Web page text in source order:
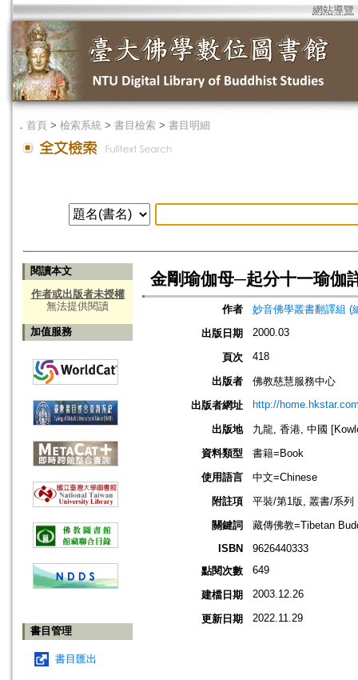
網站導覽
． 首頁 > 檢索系統 > 書目檢索 > 書目明細
閱讀本文
作者或出版者未授權
無法提供閱讀
加值服務
書目管理
書目匯出
金剛瑜伽母─起分十一瑜伽
作者
妙音佛學叢書翻譯組 (
出版日期
2000.03
頁次 418
出版者
佛教慈慧服務中心
出版者網址
http://
出版地
九龍, 香港, 中國
資料類型
書籍=Book
使用語言
中文=Chinese
附註項
平裝/第1版, 叢書/系列
關鍵詞
藏傳佛教=Tibetan
ISBN
9626440333
點閱次數
649
建檔日期 2003.12.26
更新日期 2022.11.29